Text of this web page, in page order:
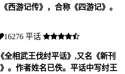
西游记传》，合称《四游记》。
16276 平话
全相武王伐纣平话》,又名《新刊
。作者姓名已佚。平话中写纣王